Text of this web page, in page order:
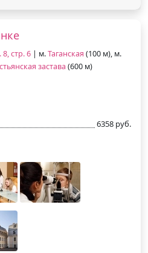
стр. 6 | м.Таганская (100 м), м.
застава (600 м)
6358 руб.